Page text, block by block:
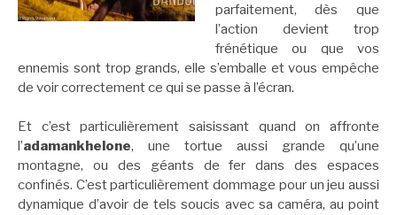
parfaitement, dès que
l’action devient trop
frénétique ou que vos
ennemis sont trop grands, elle s’emballe et vous empêche
de voir correctement ce qui se passe à l’écran.
Et c’est particulièrement saisissant quand on affronte
l’adamankhelone, une tortue aussi grande qu’une
montagne, ou des géants de fer dans des espaces
confinés. C’est particulièrement dommage pour un jeu aussi
dynamique d’avoir de tels soucis avec sa caméra, au point